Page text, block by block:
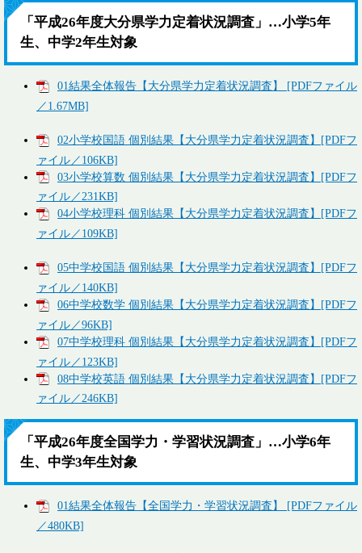
「平成26年度大分県学力定着状況調査」…小学5年
生、中学2年生対象
01結果全体報告【大分県学力定着状況調査】 [PDFファイル
／1.67MB]
02小学校国語 個別結果【大分県学力定着状況調査】[PDFフ
ァイル／106KB]
03小学校算数 個別結果【大分県学力定着状況調査】[PDFフ
ァイル／231KB]
04小学校理科 個別結果【大分県学力定着状況調査】[PDFフ
ァイル／109KB]
05中学校国語 個別結果【大分県学力定着状況調査】[PDFフ
ァイル／140KB]
06中学校数学 個別結果【大分県学力定着状況調査】[PDFフ
ァイル／96KB]
07中学校理科 個別結果【大分県学力定着状況調査】[PDFフ
ァイル／123KB]
08中学校英語 個別結果【大分県学力定着状況調査】[PDFフ
ァイル／246KB]
「平成26年度全国学力・学習状況調査」…小学6年
生、中学3年生対象
01結果全体報告【全国学力・学習状況調査】 [PDFファイル
／480KB]